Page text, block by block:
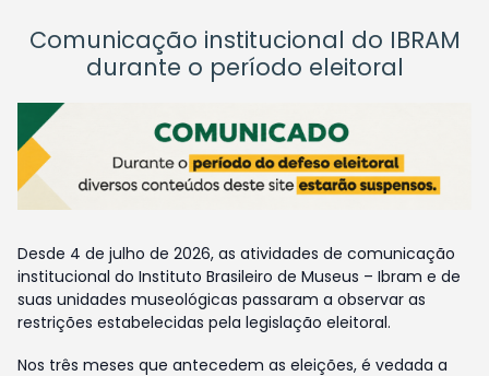
Comunicação institucional do IBRAM
durante o período eleitoral
Desde 4 de julho de 2026, as atividades de comunicação
institucional do Instituto Brasileiro de Museus – Ibram e de
suas unidades museológicas passaram a observar as
restrições estabelecidas pela legislação eleitoral.
Nos três meses que antecedem as eleições, é vedada a